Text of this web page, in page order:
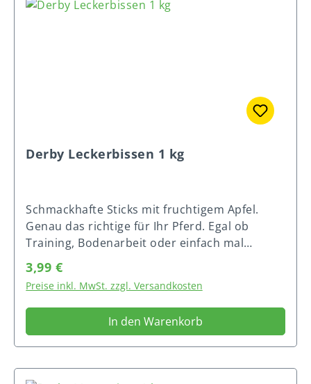
Derby Leckerbissen 1 kg
Schmackhafte Sticks mit fruchtigem Apfel.
Genau das richtige für Ihr Pferd. Egal ob
Training, Bodenarbeit oder einfach mal
zwischendurch, mit den DERBY® Leckerbissen
Apfel schenken Sie Ihrem Vierbeine einen
leckeren Snack. FütterungsempfehlungPferde
und Ponys freuen sich über eine tägliche
Belohnung (bis zu 100 g / Pferd und Tag)
Regulärer Preis:
3,99 €
Preise inkl. MwSt. zzgl. Versandkosten
In den Warenkorb